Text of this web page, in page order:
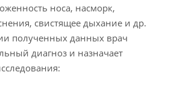
носа, насморк,
свистящее дыхание и др.
полученных данных врач
диагноз и назначает